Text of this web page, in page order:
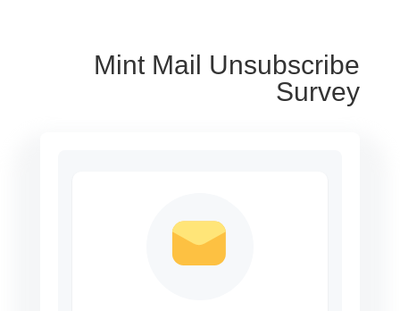
Mint Mail Unsubscribe
Survey